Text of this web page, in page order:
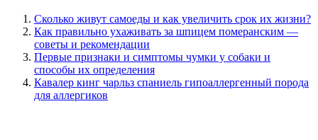
Сколько живут самоеды и как увеличить срок их жизни?
Как правильно ухаживать за шпицем померанским —
советы и рекомендации
Первые признаки и симптомы чумки у собаки и
способы их определения
Кавалер кинг чарльз спаниель гипоаллергенный порода
для аллергиков